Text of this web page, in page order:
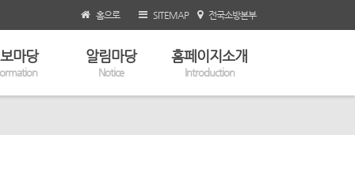
홈으로 SITEMAP 전국소방본부
마당 알림마당
Notice
홈페이지소개
Introduction